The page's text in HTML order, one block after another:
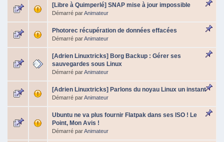
[Libre à Quimperlé] SNAP mise à jour impossible
Démarré parAnimateur
Photorec récupération de données effacées
Démarré parAnimateur
[Adrien Linuxtricks] Borg Backup : Gérer ses
sauvegardes sous Linux
Démarré parAnimateur
[Adrien Linuxtricks] Parlons du noyau Linux un instant
Démarré parAnimateur
Ubuntu ne va plus fournir Flatpak dans ses ISO ! Le
Point, Mon Avis !
Démarré parAnimateur